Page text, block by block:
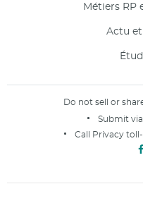
Métiers RP
Actu
Do not sell or
Submit via
Call Privacy